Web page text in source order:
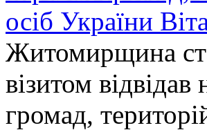
осіб України
Житомирщина
візитом
громад,